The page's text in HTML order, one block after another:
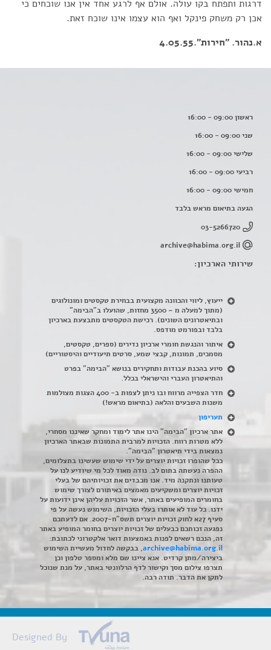
דרגות ותפתח בקו עולה. אולם אף לרגע אחד אין אנו שוכחים כי
אכן רק משחק פינקל ואף הוא עצמו אינו שוכח זאת.
א.נהור. "חירות".4.05.55
ראשון 09:00 - 16:00
שני 09:00 - 16:00
שלישי 09:00 - 16:00
רביעי 09:00 - 16:00
חמישי 09:00 - 16:00
הגעה בתיאום מראש בלבד
03-5266720
archive@habima.org.il
שירותי הארכיון:
ייעוץ, ליווי והכוונה מקצועית בבחירת טקסטים ומונולוגים
(מתוך למעלה מ – 3500 מחזות, שהועלו ב"הבימה"
ובתיאטרונים השונים). רכישת הטקסטים מתבצעת בארכיון
בלבד ובפורמט מודפס.
איתור והנגשת חומרי ארכיון נדירים (ספרים, טקסטים,
מסמכים, תמונות, קבצי שמע, סרטים תיעודיים והיסטוריים)
סיוע בהכנת עבודות ותחקירים בנושא "הבימה" בפרט
והתיאטרון העברי והישראלי בכלל.
חדר הצפייה מרווח ובו ניתן לצפות ב- 400 הצגות מצולמות
משנות השבעים והלאה (בתיאום מראש!)
תעריפון
אתר ארכיון "הבימה" הינו אתר לימוד ומחקר שאיננו מסחרי,
ללא מטרות רווח. הזכויות למרבית התמונות שבאתר הארכיון
נמצאות בידי תיאטרון "הבימה".
ככל שהופרו זכויות יוצרים על ידי שימוש שעשינו בתצלומים,
ההפרה נעשתה בתום לב. נודה מאוד לכל מי שיודיע לנו על
טעותנו ונתקנה מיד. אנו מכבדים את זכויותיהם של בעלי
זכויות יוצרים ומשקיעים מאמצים באיתורם לצורך שימוש
בחומרים המופיעים באתר, אשר הזכויות עליהן אינן ידועות על
ידנו. כל עוד לא אותרו בעלי הזכויות, השימוש נעשה על פי
סעיף 27א לחוק זכויות יוצרים תשס"ח-2007. אם לדעתכם
נפגעה זכותכם כבעלים של זכויות יוצרים בחומר המופיע באתר
זה, הנכם רשאים לפנות באמצעות דואר אלקטרוני לכתובת:
archive@habima.org.il, בבקשה לחדול מעשיית השימוש
ביצירה/מתן קרדיט. אנא ציינו שם מלא ומספר טלפון וכן
תצרפו צילום מסך וקישור לדף הרלוונטי באתר, על מנת שנוכל
לתקן את הדבר. תודה רבה.
Designed By